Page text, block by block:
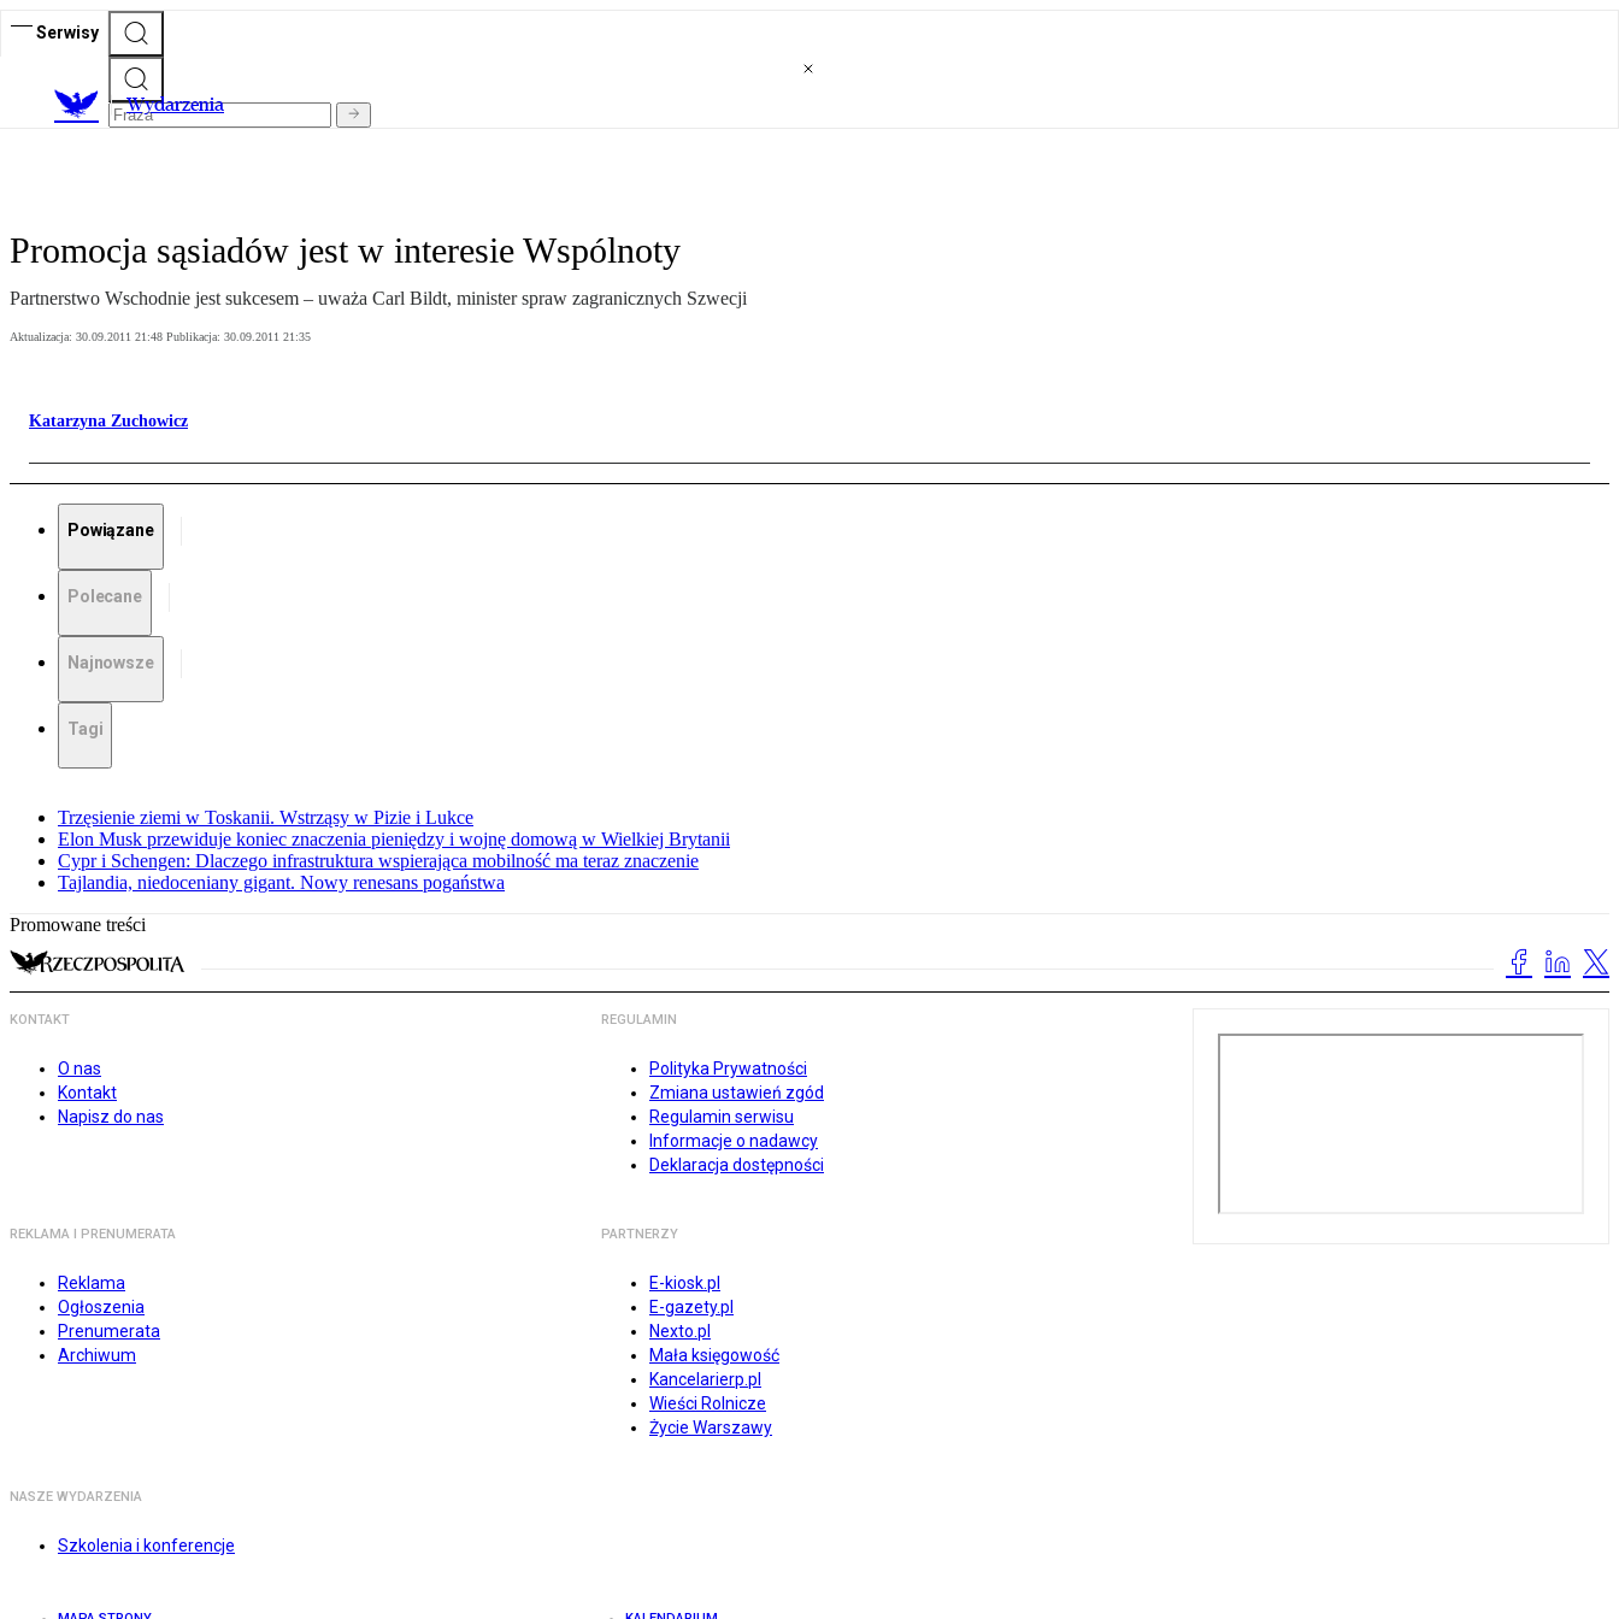
Serwisy
Wydarzenia
Promocja sąsiadów jest w interesie Wspólnoty
Partnerstwo Wschodnie jest sukcesem – uważa Carl Bildt, minister spraw zagranicznych Szwecji
Aktualizacja: 30.09.2011 21:48 Publikacja: 30.09.2011 21:35
Katarzyna Zuchowicz
Powiązane
Polecane
Najnowsze
Tagi
Trzęsienie ziemi w Toskanii. Wstrząsy w Pizie i Lukce
Elon Musk przewiduje koniec znaczenia pieniędzy i wojnę domową w Wielkiej Brytanii
Cypr i Schengen: Dlaczego infrastruktura wspierająca mobilność ma teraz znaczenie
Tajlandia, niedoceniany gigant. Nowy renesans pogaństwa
Promowane treści
KONTAKT
O nas
Kontakt
Napisz do nas
REGULAMIN
Polityka Prywatności
Zmiana ustawień zgód
Regulamin serwisu
Informacje o nadawcy
Deklaracja dostępności
REKLAMA I PRENUMERATA
Reklama
Ogłoszenia
Prenumerata
Archiwum
PARTNERZY
E-kiosk.pl
E-gazety.pl
Nexto.pl
Mała księgowość
Kancelarierp.pl
Wieści Rolnicze
Życie Warszawy
NASZE WYDARZENIA
Szkolenia i konferencje